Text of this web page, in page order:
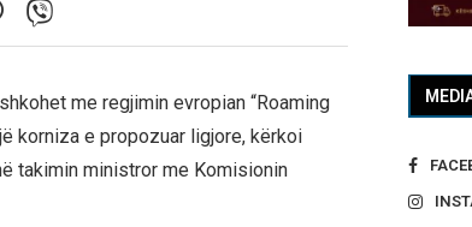
me regjimin evropian “Roaming
korniza e propozuar ligjore, kërkoi
takimin ministror me Komisionin